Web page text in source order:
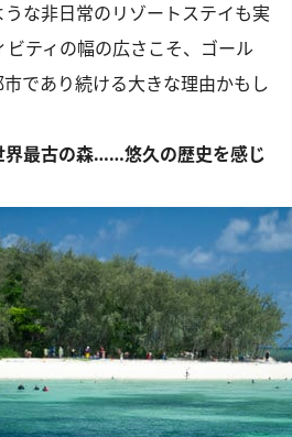
うな非日常のリゾートステイも実
ティの幅の広さこそ、ゴール
であり続ける大きな理由かもし
界最古の森……悠久の歴史を感じ